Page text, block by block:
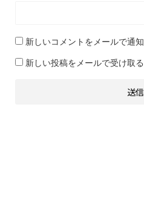
新しいコメントをメールで通知
新しい投稿をメールで受け取る